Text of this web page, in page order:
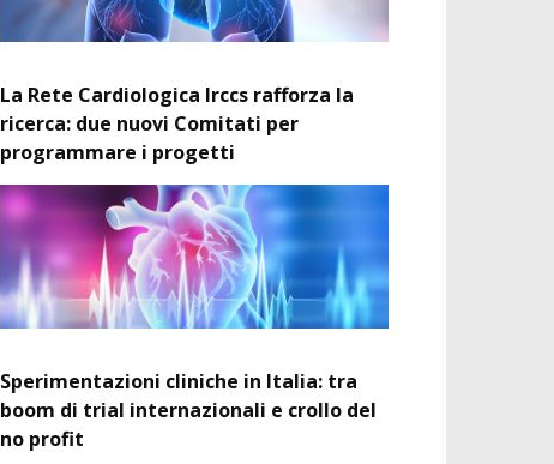
La Rete Cardiologica Irccs rafforza la
ricerca: due nuovi Comitati per
programmare i progetti
Sperimentazioni cliniche in Italia: tra
boom di trial internazionali e crollo del
no profit